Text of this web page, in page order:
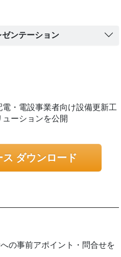
ンテーション
・電設事業者向け設備更新工
ーションを公開
ダウンロード
の事前アポイント・問合せを